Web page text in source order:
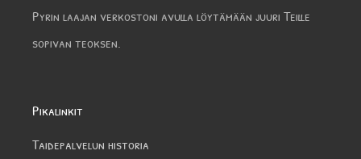
Pyrin laajan verkostoni avulla löytämään juuri Teille
sopivan teoksen.
Pikalinkit
Taidepalvelun historia